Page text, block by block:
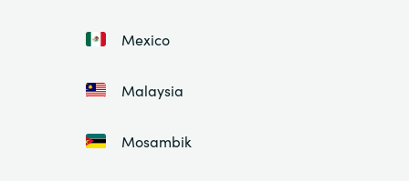
Mexico
Malaysia
Mosambik